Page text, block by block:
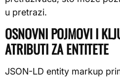
u pretrazi.
OSNOVNI POJMOVI I
ATRIBUTI ZA ENTITETE
JSON-LD entity markup